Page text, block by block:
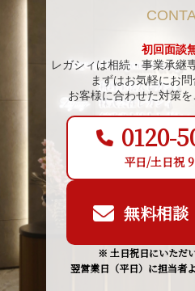
初回面談
レガシィは相続・事業承継
まずはお気軽にお問
お客様に合わせた対策を
0120-
平日/土日祝
無料相談
※ 土日祝日にいただ
翌営業日（平日）に担当者